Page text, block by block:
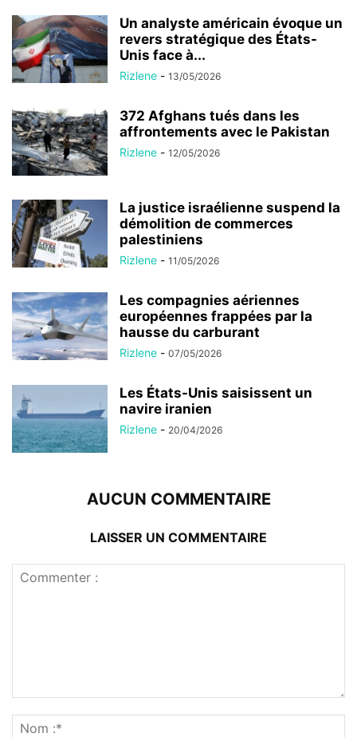
Un analyste américain évoque un
revers stratégique des États-
Unis face à...
Rizlene - 13/05/2026
372 Afghans tués dans les
affrontements avec le Pakistan
Rizlene - 12/05/2026
La justice israélienne suspend la
démolition de commerces
palestiniens
Rizlene - 11/05/2026
Les compagnies aériennes
européennes frappées par la
hausse du carburant
Rizlene - 07/05/2026
Les États-Unis saisissent un
navire iranien
Rizlene - 20/04/2026
AUCUN COMMENTAIRE
LAISSER UN COMMENTAIRE